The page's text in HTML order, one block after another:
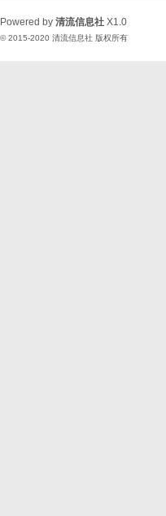
Powered by 清流信息社 X1.0
© 2015-2020 清流信息社 版权所有